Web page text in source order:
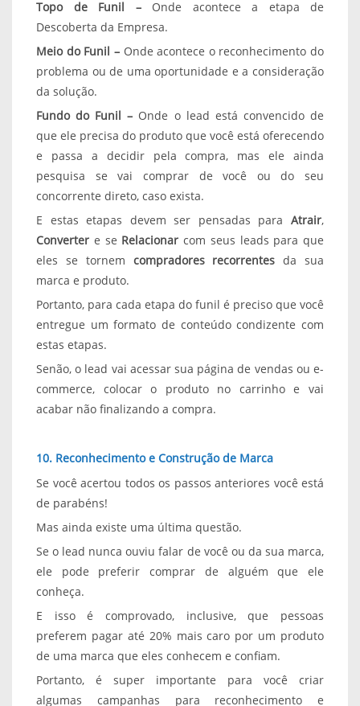
Topo de Funil –Onde acontece a etapa de
Descoberta da Empresa.
Meio do Funil – Onde acontece o reconhecimento do
problema ou de uma oportunidade e a consideração
da solução.
Fundo do Funil – Onde o lead está convencido de
que ele precisa do produto que você está oferecendo
e passa a decidir pela compra, mas ele ainda
pesquisa se vai comprar de você ou do seu
concorrente direto, caso exista.
E estas etapas devem ser pensadas para Atrair,
Converter e se Relacionar com seus leads para que
eles se tornem compradores recorrentes da sua
marca e produto.
Portanto, para cada etapa do funil é preciso que você
entregue um formato de conteúdo condizente com
estas etapas.
Senão, o lead vai acessar sua página de vendas ou e-
commerce, colocar o produto no carrinho e vai
acabar não finalizando a compra.
10. Reconhecimento e Construção de Marca
Se você acertou todos os passos anteriores você está
de parabéns!
Mas ainda existe uma última questão.
Se o lead nunca ouviu falar de você ou da sua marca,
ele pode preferir comprar de alguém que ele
conheça.
E isso é comprovado, inclusive, que pessoas
preferem pagar até 20% mais caro por um produto
de uma marca que eles conhecem e confiam.
Portanto, é super importante para você criar
algumas campanhas para reconhecimento e